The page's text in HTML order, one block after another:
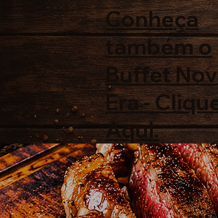
Conheça
também o
Buffet
Era -
Aqui.